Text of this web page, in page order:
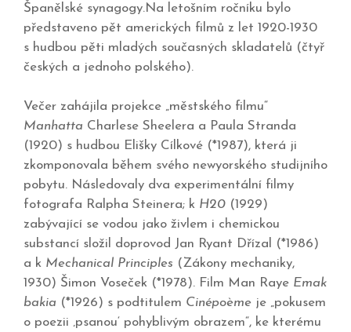
Španělské synagogy.Na letošním ročníku bylo
představeno pět amerických filmů z let 1920-1930
s hudbou pěti mladých současných skladatelů (čtyř
českých a jednoho polského).
Večer zahájila projekce „městského filmu“
Manhatta Charlese Sheelera a Paula Stranda
(1920) s hudbou Elišky Cílkové (*1987), která ji
zkomponovala během svého newyorského studijního
pobytu. Následovaly dva experimentální filmy
fotografa Ralpha Steinera; k H20 (1929)
zabývající se vodou jako živlem i chemickou
substancí složil doprovod Jan Ryant Dřízal (*1986)
a k Mechanical Principles (Zákony mechaniky,
1930) Šimon Voseček (*1978). Film Man Raye Emak
bakia (*1926) s podtitulem Cinépoème je „pokusem
o poezii ‚psanou‘ pohyblivým obrazem“, ke kterému